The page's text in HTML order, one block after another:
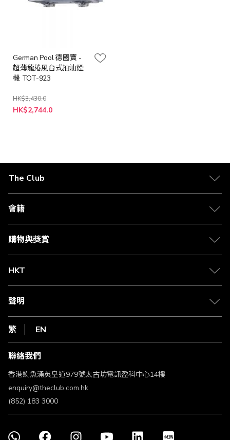
German Pool 德國寶 -
超薄龍捲風台式抽油煙
機 TOT-923
HK$3,430.0
特
殊
HK$2,744.0
The Club
關於 The Club
合作夥伴
媒體中心
會籍
會籍及專屬禮遇
賺取積分
購物與獎賞
物流與配送
Club Shopping 商品領取站
常見問題
HKT
csl.
1010
HKT
聲明
私隱聲明
使用條款
條款及細則
不歧視及不騷擾聲明
認可牌照及通告
繁 EN
聯絡我們
香港鰂魚涌英皇道979號太古坊電訊盈科中心14樓
enquiry@theclub.com.hk
(852) 183 3000